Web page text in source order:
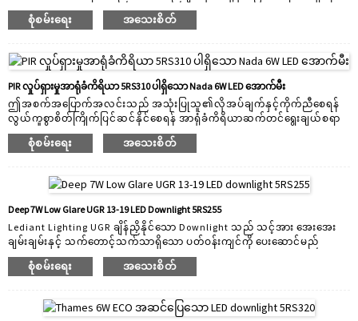
နှင့် "နည်းပညာ-အသားပေး" ထိပ်တန်း LED downlight ထုတ်လုပ်သူဖြစ်သည်။
2005 ခုနှစ်ကတည်းက R&D ဝန်ထမ်းအဖွဲ့ဝင် 30 ဖြင့် Lediant သည် သင့်စျေး
မျိုးအတွက် သင့်လျော်သော LED downlight များကို ဒီဇိုင်းဆွဲပြီး ထုတ်လုပ်
ပါသည်။ ထုတ်ကုန်အကွာအဝေးတွင် ပြည်တွင်းမီးလုံးများ၊ စီးပွားဖြစ် အောက်မီး
များနှင့် စမတ်ကျသည့်မီးများ ပါဝင်ပါသည်။ Lediant မှရောင်းချသောထုတ်ကုန်
အားလုံးသည် tool ကိုဖွင့်လှစ်ထားသောထုတ်ကုန်ဖြစ်ပြီး၎င်း၏ကိုယ်ပိုင်ဆန်း
သစ်တီထွင်မှုတစ်ခုပါ...
စုံစမ်းရေး အသေးစိတ်
PIR လှုပ်ရှားမှုအာရုံခံကိရိယာ 5RS310 ပါရှိသော Nada 6W LED အောက်မီး
ဤအစက်အပြောက်အလင်းသည် အသုံးပြုသူ၏လိုအပ်ချက်နှင့်ကိုက်ညီစေရန်
လွယ်ကူစွာစိတ်ကြိုက်ပြင်ဆင်နိုင်စေရန် အာရုံခံကိရိယာဆက်တင်ရွေးချယ်စရာ
များစွာနှင့် ချိန်ညှိနိုင်သောအရောင်အပူချိန်ရွေးချယ်စရာသုံးခုကို ပေးဆောင်
ထားသည်။ လှုပ်ရှားမှုကို မတွေ့မိသောအခါတွင် ၎င်းသည် လှုပ်ရှားမှုကို အာရုံခံပြီး
နှင့် လက်ဖရီးပြောင်းခြင်း၏ အဆင်ပြေမှုသည် အာရုံခံကိရိယာများ တပ်ဆင်ခြင်း
အတွက် အကောင်းဆုံးအကြောင်းရင်းများဖြစ်သည်။ တပ်ဆင်ရလွယ်ကူခြင်းက
အာရုံခံကိရိယာများကို ဆောက်လုပ်ရေးနှင့် အစားထိုးအပလီကေးရှင်းအသစ်များ
အတွက် ကုန်ကျစရိတ်သက်သာသော အဖြေတစ်ခုဖြစ်စေသည်။ FAQ: Q: ဘယ်လို
ဖြစ်နိုင်မလဲ...
စုံစမ်းရေး အသေးစိတ်
Deep 7W Low Glare UGR 13-19 LED Downlight 5RS255
Lediant Lighting UGR ချိန်ညှိနိုင်သော Downlight သည် သင့်အား အေးအေး
ချမ်းချမ်းနှင့် သက်တောင့်သက်သာရှိသော ပတ်ဝန်းကျင်ကို ပေးဆောင်မည်
ဖြစ်သည်။ အများစုမှာ မီးလုံးဖွင့်ထားသည်ကိုပင် သတိမထားမိဘဲ လေထုကို
တတ်နိုင်သမျှ သက်တောင့်သက်သာဖြစ်စေသည်။ ကြီးမြတ်သော UGR အနေဖြင့်၊
ချက် နှစ်မျိုးလုံးပါရှိသည်။ စွမ်းအင်ပိုမိုချွေတာရန်အတွက်- LED module တစ်ခု
သည် အပြန်အလှန်လဲလှယ်နိုင်သော bezels အများအပြားကို မျှဝေပါသည်။
စုံစမ်းရေး အသေးစိတ်